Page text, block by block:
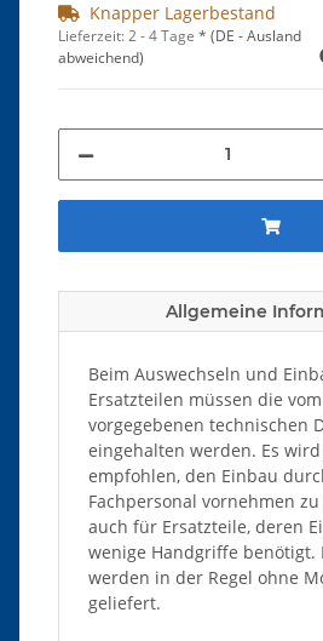
Knapper Lagerbestand
Lieferzeit:2 - 4 Tage * (DE - Ausland
abweichend)
Allgemeine
Beim Auswechseln und
Ersatzteilen müssen die
vorgegebenen technischen
eingehalten werden. Es
empfohlen, den Einbau
Fachpersonal vornehmen
auch für Ersatzteile, deren
wenige Handgriffe benötigt.
werden in der Regel ohne
geliefert.